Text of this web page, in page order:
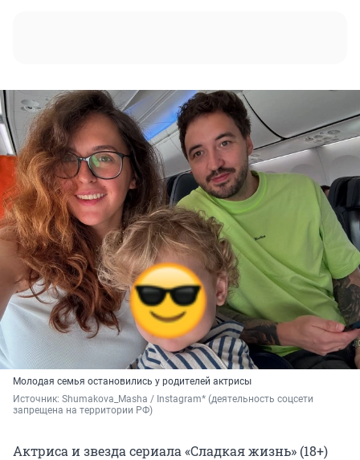
Молодая семья остановились у родителей актрисы
Источник: Shumakova_Masha / Instagram* (деятельность соцсети
запрещена на территории РФ)
Актриса и звезда сериала «Сладкая жизнь» (18+)